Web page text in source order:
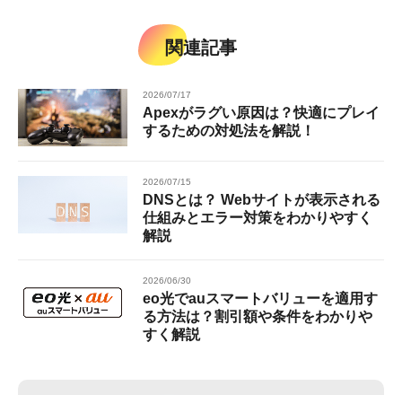
関連記事
2026/07/17
Apexがラグい原因は？快適にプレイ
するための対処法を解説！
2026/07/15
DNSとは？ Webサイトが表示される
仕組みとエラー対策をわかりやすく
解説
2026/06/30
eo光でauスマートバリューを適用す
る方法は？割引額や条件をわかりや
すく解説